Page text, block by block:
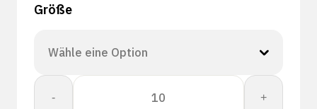
Größe
-
Showa
B0605
+